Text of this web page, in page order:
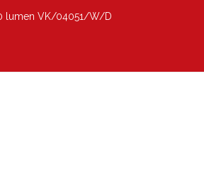
lumen VK/04051/W/D